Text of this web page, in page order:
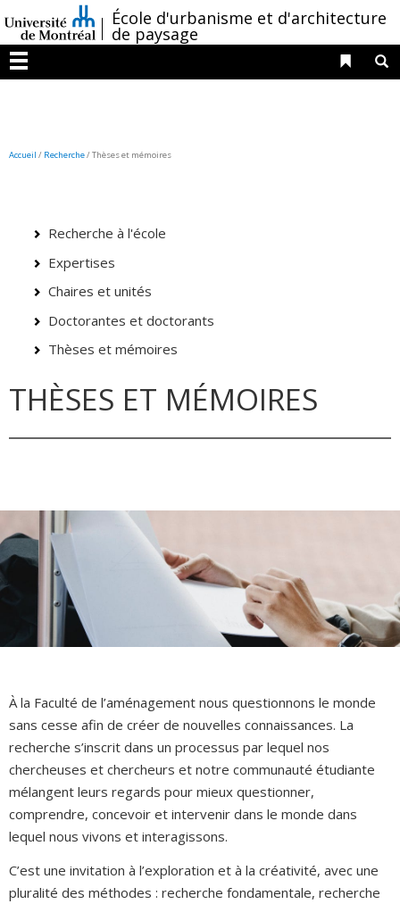
au
contenu
/École d'urbanisme et d'architecture
de paysage
Menu
Liens
Accueil / Recherche/Thèses et mémoires
Recherche à l'école
Expertises
Chaires et unités
Doctorantes et doctorants
Thèses et mémoires
THÈSES ET MÉMOIRES
À la Faculté de l’aménagement nous questionnons le monde
sans cesse afin de créer de nouvelles connaissances. La
recherche s’inscrit dans un processus par lequel nos
chercheuses et chercheurs et notre communauté étudiante
mélangent leurs regards pour mieux questionner,
comprendre, concevoir et intervenir dans le monde dans
lequel nous vivons et interagissons.
C’est une invitation à l’exploration et à la créativité, avec une
pluralité des méthodes : recherche fondamentale, recherche